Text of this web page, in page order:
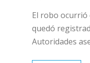
El robo ocurrió
quedó
Autoridades